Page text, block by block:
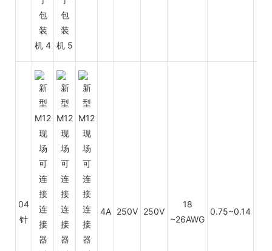
04
针
4A 250V 250V
18
~26AWG
0.75~0.14